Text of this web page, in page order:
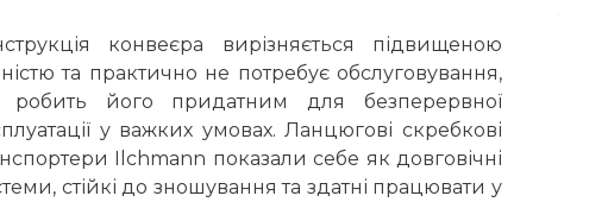
конвеєра вирізняється підвищеною
та практично не потребує обслуговування,
його придатним для безперервної
у важких умовах. Ланцюгові скребкові
Ilchmann показали себе як довговічні
стійкі до зношування та здатні працювати у